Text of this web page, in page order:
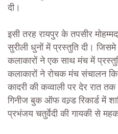
दी।
इसी तरह रायपुर के तपसीर मोहम्मद
सुरीली धुनों में प्रस्तुति दी।
कलाकारों ने एक साथ मंच में
कलाकारों ने रोचक मंच संचालन
कादरी की कव्वाली पर देर रात
गिनीज बुक ऑफ वल्र्ड रिकार्ड में
प्रभंजय चतुर्वेदी की गायकी से